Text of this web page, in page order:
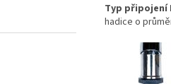
Typ připojení
hadice o